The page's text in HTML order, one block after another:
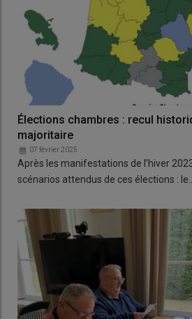
Élections chambres : recul
majoritaire
07 février 2025
Après les manifestations de l'hiver
scénarios attendus de ces élections : le…